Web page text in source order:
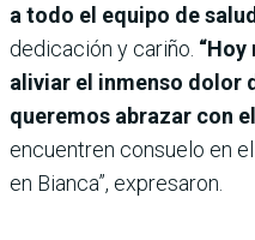
a todo el equipo de
dedicación y cariño. “Hoy
aliviar el inmenso dolor
queremos abrazar con
encuentren consuelo en
en Bianca”, expresaron.